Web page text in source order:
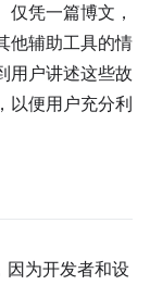
凭一篇博文，
他辅助工具的情
用户讲述这些故
以便用户充分利
因为开发者和设